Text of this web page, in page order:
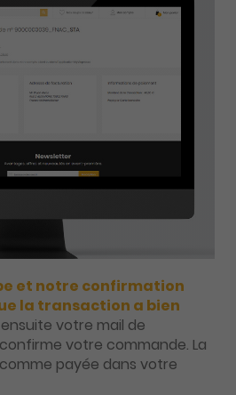
et notre confirmation
la transaction a bien
votre mail de
votre commande. La
payée dans votre